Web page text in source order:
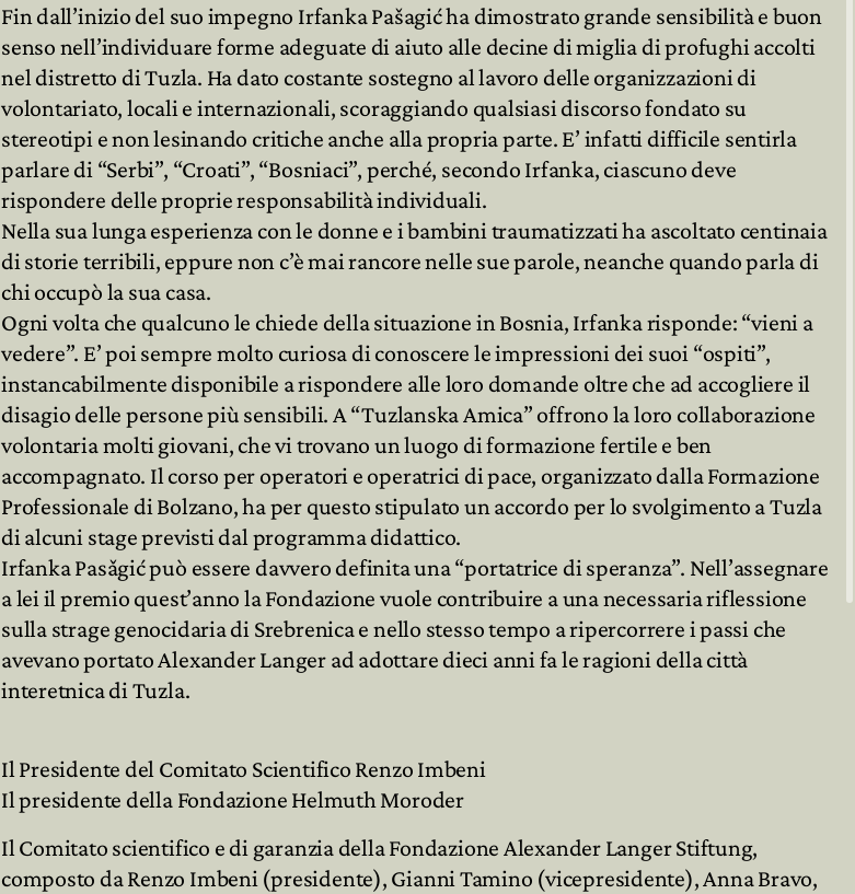
Fin dall’inizio del suo impegno Irfanka Pašagić ha dimostrato grande sensibilità e buon
senso nell’individuare forme adeguate di aiuto alle decine di miglia di profughi accolti
nel distretto di Tuzla. Ha dato costante sostegno al lavoro delle organizzazioni di
volontariato, locali e internazionali, scoraggiando qualsiasi discorso fondato su
stereotipi e non lesinando critiche anche alla propria parte. E’ infatti difficile sentirla
parlare di “Serbi”, “Croati”, “Bosniaci”, perché, secondo Irfanka, ciascuno deve
rispondere delle proprie responsabilità individuali.
Nella sua lunga esperienza con le donne e i bambini traumatizzati ha ascoltato centinaia
di storie terribili, eppure non c’è mai rancore nelle sue parole, neanche quando parla di
chi occupò la sua casa.
Ogni volta che qualcuno le chiede della situazione in Bosnia, Irfanka risponde: “vieni a
vedere”. E’ poi sempre molto curiosa di conoscere le impressioni dei suoi “ospiti”,
instancabilmente disponibile a rispondere alle loro domande oltre che ad accogliere il
disagio delle persone più sensibili. A “Tuzlanska Amica” offrono la loro collaborazione
volontaria molti giovani, che vi trovano un luogo di formazione fertile e ben
accompagnato. Il corso per operatori e operatrici di pace, organizzato dalla Formazione
Professionale di Bolzano, ha per questo stipulato un accordo per lo svolgimento a Tuzla
di alcuni stage previsti dal programma didattico.
Irfanka Pasǎgić può essere davvero definita una “portatrice di speranza”. Nell’assegnare
a lei il premio quest’anno la Fondazione vuole contribuire a una necessaria riflessione
sulla strage genocidaria di Srebrenica e nello stesso tempo a ripercorrere i passi che
avevano portato Alexander Langer ad adottare dieci anni fa le ragioni della città
interetnica di Tuzla.
Il Presidente del Comitato Scientifico Renzo Imbeni
Il presidente della Fondazione Helmuth Moroder
Il Comitato scientifico e di garanzia della Fondazione Alexander Langer Stiftung,
composto da Renzo Imbeni (presidente), Gianni Tamino (vicepresidente), Anna Bravo,